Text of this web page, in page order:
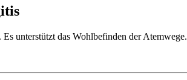
Es unterstützt das Wohlbefinden der Atemwege.